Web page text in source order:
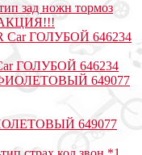
зад ножн тормоз
АКЦИЯ!!!
ГОЛУБОЙ 646234
649077